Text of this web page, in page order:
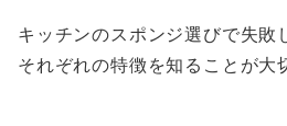
キッチンのスポンジ選びで失敗
それぞれの特徴を知ることが大